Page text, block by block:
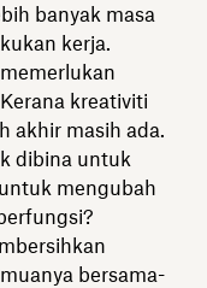
banyak masa
kerja.
kreativiti
akhir masih ada.
dibina untuk
mengubah
bersama-